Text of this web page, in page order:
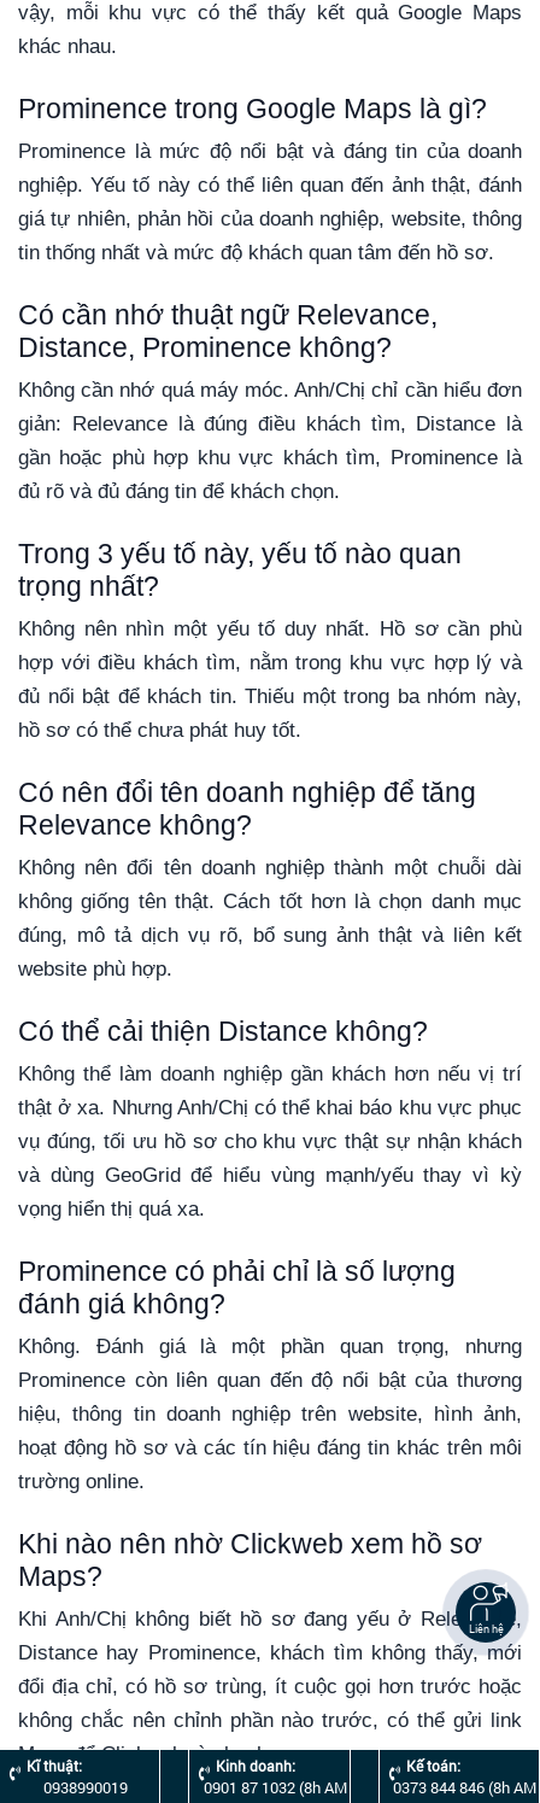
vậy, mỗi khu vực có thể thấy kết quả Google Maps
khác nhau.
Prominence trong Google Maps là gì?
Prominence là mức độ nổi bật và đáng tin của doanh
nghiệp. Yếu tố này có thể liên quan đến ảnh thật, đánh
giá tự nhiên, phản hồi của doanh nghiệp, website, thông
tin thống nhất và mức độ khách quan tâm đến hồ sơ.
Có cần nhớ thuật ngữ Relevance,
Distance, Prominence không?
Không cần nhớ quá máy móc. Anh/Chị chỉ cần hiểu đơn
giản: Relevance là đúng điều khách tìm, Distance là
gần hoặc phù hợp khu vực khách tìm, Prominence là
đủ rõ và đủ đáng tin để khách chọn.
Trong 3 yếu tố này, yếu tố nào quan
trọng nhất?
Không nên nhìn một yếu tố duy nhất. Hồ sơ cần phù
hợp với điều khách tìm, nằm trong khu vực hợp lý và
đủ nổi bật để khách tin. Thiếu một trong ba nhóm này,
hồ sơ có thể chưa phát huy tốt.
Có nên đổi tên doanh nghiệp để tăng
Relevance không?
Không nên đổi tên doanh nghiệp thành một chuỗi dài
không giống tên thật. Cách tốt hơn là chọn danh mục
đúng, mô tả dịch vụ rõ, bổ sung ảnh thật và liên kết
website phù hợp.
Có thể cải thiện Distance không?
Không thể làm doanh nghiệp gần khách hơn nếu vị trí
thật ở xa. Nhưng Anh/Chị có thể khai báo khu vực phục
vụ đúng, tối ưu hồ sơ cho khu vực thật sự nhận khách
và dùng GeoGrid để hiểu vùng mạnh/yếu thay vì kỳ
vọng hiển thị quá xa.
Prominence có phải chỉ là số lượng
đánh giá không?
Không. Đánh giá là một phần quan trọng, nhưng
Prominence còn liên quan đến độ nổi bật của thương
hiệu, thông tin doanh nghiệp trên website, hình ảnh,
hoạt động hồ sơ và các tín hiệu đáng tin khác trên môi
trường online.
Khi nào nên nhờ Clickweb xem hồ sơ
Maps?
Khi Anh/Chị không biết hồ sơ đang yếu ở Relevance,
Distance hay Prominence, khách tìm không thấy, mới
đổi địa chỉ, có hồ sơ trùng, ít cuộc gọi hơn trước hoặc
không chắc nên chỉnh phần nào trước, có thể gửi link
Maps để Clickweb rà nhanh.
Kĩ thuật:
0938990019
Kinh doanh:
0901 87 1032 (8h AM
Kế toán:
0373 844 846 (8h AM
Liên hệ